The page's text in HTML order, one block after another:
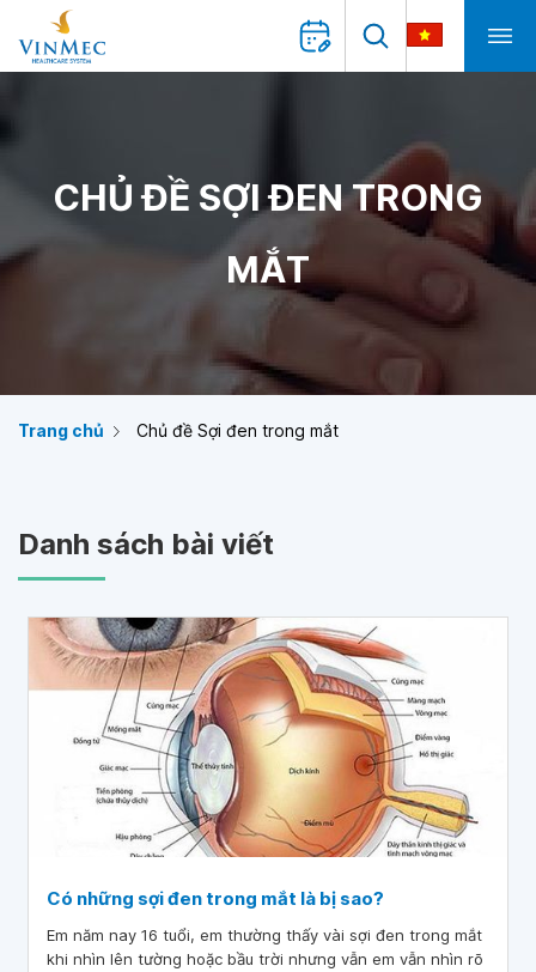
CHỦ ĐỀ SỢI ĐEN TRONG
MẮT
Trang chủ Chủ đề Sợi đen trong mắt
Danh sách bài viết
Có những sợi đen trong mắt là bị sao?
Em năm nay 16 tuổi, em thường thấy vài sợi đen trong mắt
khi nhìn lên tường hoặc bầu trời nhưng vẫn em vẫn nhìn rõ